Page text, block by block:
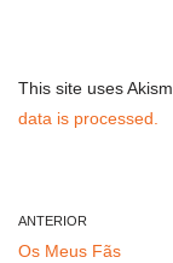
This site uses
data is processed.
ANTERIOR
Os Meus Fãs